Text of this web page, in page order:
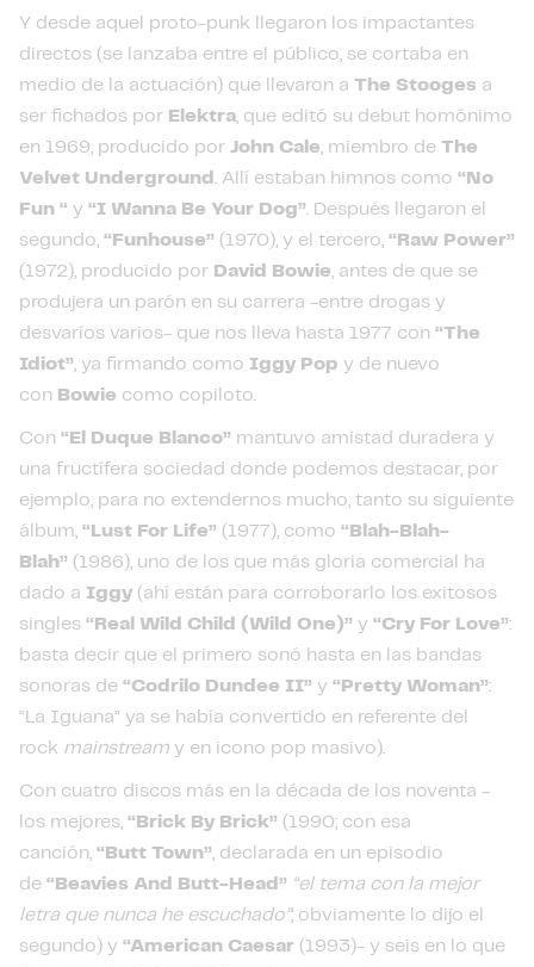
Y desde aquel proto-punk llegaron los impactantes
directos (se lanzaba entre el público, se cortaba en
medio de la actuación) que llevaron a The Stooges a
ser fichados por Elektra, que editó su debut homónimo
en 1969, producido por John Cale, miembro de The
Velvet Underground . Allí estaban himnos como “No
Fun “ y “I Wanna Be Your Dog”. Después llegaron el
segundo, “Funhouse” (1970), y el tercero, “Raw Power”
(1972), producido por David Bowie, antes de que se
produjera un parón en su carrera -entre drogas y
desvaríos varios- que nos lleva hasta 1977 con “The
Idiot”, ya firmando como Iggy Pop y de nuevo
con Bowie como copiloto.
Con “El Duque Blanco” mantuvo amistad duradera y
una fructífera sociedad donde podemos destacar, por
ejemplo, para no extendernos mucho, tanto su siguiente
álbum, “Lust For Life” (1977), como “Blah-Blah-
Blah” (1986), uno de los que más gloria comercial ha
dado a Iggy (ahí están para corroborarlo los exitosos
singles “Real Wild Child (Wild One)” y “Cry For Love”:
basta decir que el primero sonó hasta en las bandas
sonoras de “Codrilo Dundee II” y “Pretty Woman”:
“La Iguana” ya se había convertido en referente del
rock mainstream y en icono pop masivo).
Con cuatro discos más en la década de los noventa -
los mejores, “Brick By Brick” (1990; con esa
canción, “Butt Town”, declarada en un episodio
de “Beavies And Butt-Head” “el tema con la mejor
letra que nunca he escuchado”; obviamente lo dijo el
segundo) y “American Caesar (1993)- y seis en lo que